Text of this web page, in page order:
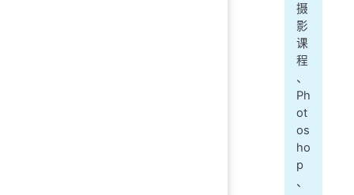
摄
影
课
程
、
Ph
ot
os
ho
p
、